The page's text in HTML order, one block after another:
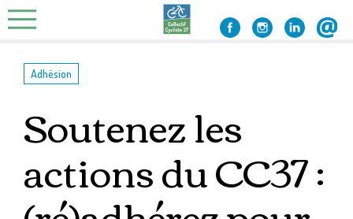
Skip
to
Adhésion
Soutenez les
actions du CC37 :